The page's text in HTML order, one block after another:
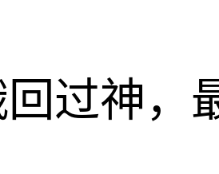
过神，